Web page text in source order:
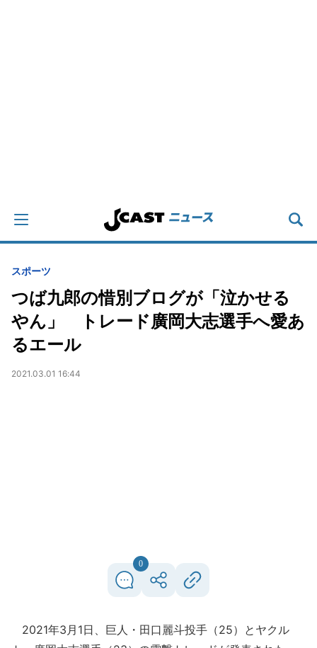
スポーツ
つば九郎の惜別ブログが「泣かせる
やん」 トレード廣岡大志選手へ愛あ
るエール
2021.03.01 16:44
0
2021年3月1日、巨人・田口麗斗投手（25）とヤクル